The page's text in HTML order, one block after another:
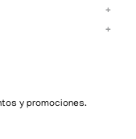
+
+
y promociones.